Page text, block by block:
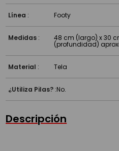
Línea : Footy
Medidas : 48 cm (largo) x 30
(profundidad)
Material : Tela
¿Utiliza Pilas? :No.
Descripción